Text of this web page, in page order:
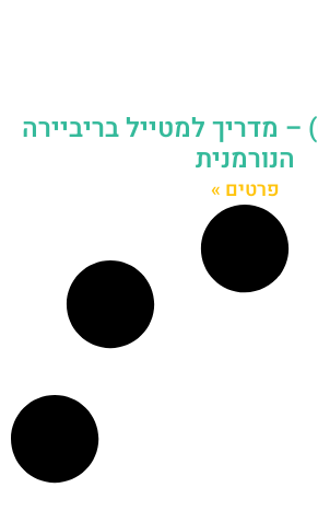
צ'פלו (Cefalù) – מדריך למטייל בריביירה
הנורמנית
פרטים »